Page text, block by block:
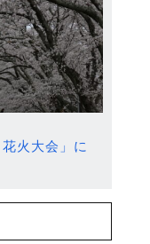
火大会」に